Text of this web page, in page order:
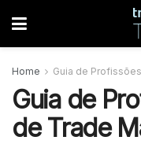
Home Guia de Profissões
Guia de
de Trade